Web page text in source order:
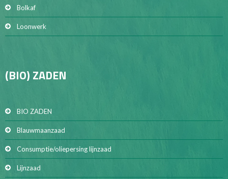
Bolkaf
Loonwerk
(BIO) ZADEN
BIO ZADEN
Blauwmaanzaad
Consumptie/oliepersing lijnzaad
Lijnzaad